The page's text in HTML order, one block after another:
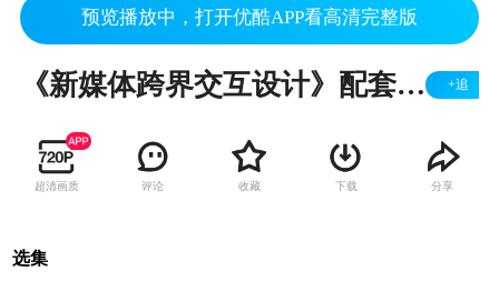
预览播放中，打开优酷APP看高清完整版
《新媒体跨界交互设计》配套教学资料 二维码 +追
超清画质 评论 收藏 下载 分享
选集